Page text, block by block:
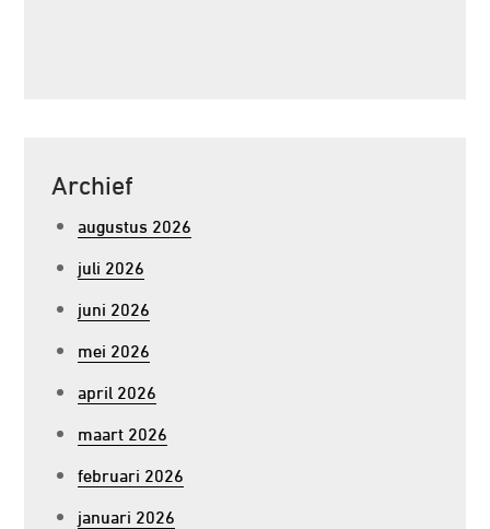
Archief
augustus 2026
juli 2026
juni 2026
mei 2026
april 2026
maart 2026
februari 2026
januari 2026